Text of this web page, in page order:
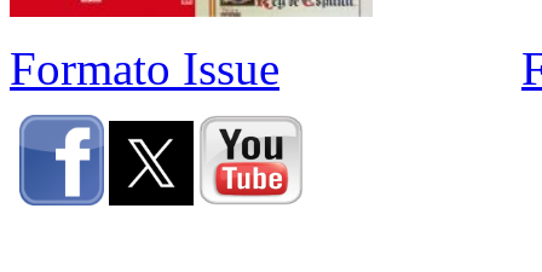
Formato Issue